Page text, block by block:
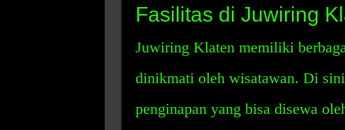
Fasilitas di Juwiring
Juwiring Klaten memiliki
dinikmati oleh wisatawan. Di
penginapan yang bisa disewa